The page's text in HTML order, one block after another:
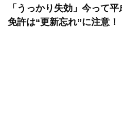
「うっかり失効」今って
免許は“更新忘れ”に注意！